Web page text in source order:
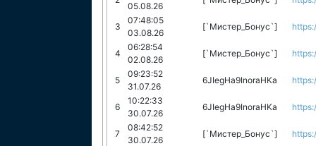
05.08.26
3
07:48:05
03.08.26
[`Мистер_Бонус`]
4
06:28:54
02.08.26
[`Мистер_Бонус`]
5
09:23:52
31.07.26
6JIegHa9InoraHKa
6
10:22:33
30.07.26
6JIegHa9InoraHKa
7
08:42:52
30.07.26
[`Мистер_Бонус`]